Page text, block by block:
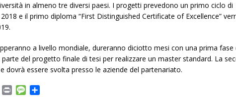
in almeno tre diversi paesi. I progetti prevedono un primo ciclo di
e il primo diploma “First Distinguished Certificate of Excellence”
a livello mondiale, dureranno diciotto mesi con una prima fase
del progetto finale di tesi per realizzare un master standard. La
dovrà essere svolta presso le aziende del partenariato.
G
M